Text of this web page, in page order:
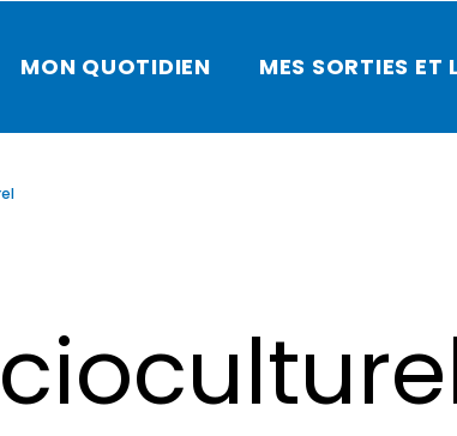
MON QUOTIDIEN MES SORTIES ET